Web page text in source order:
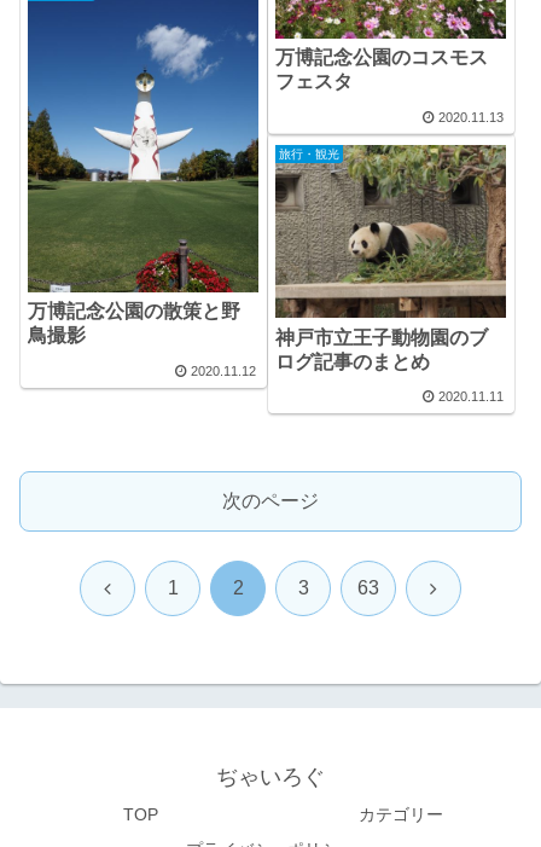
万博記念公園のコスモス
フェスタ
2020.11.13
万博記念公園の散策と野
鳥撮影
2020.11.12
旅行・観光
神戸市立王子動物園のブ
ログ記事のまとめ
2020.11.11
次のページ
前 1 2 3 63 次
ぢゃいろぐ
TOP
カテゴリー